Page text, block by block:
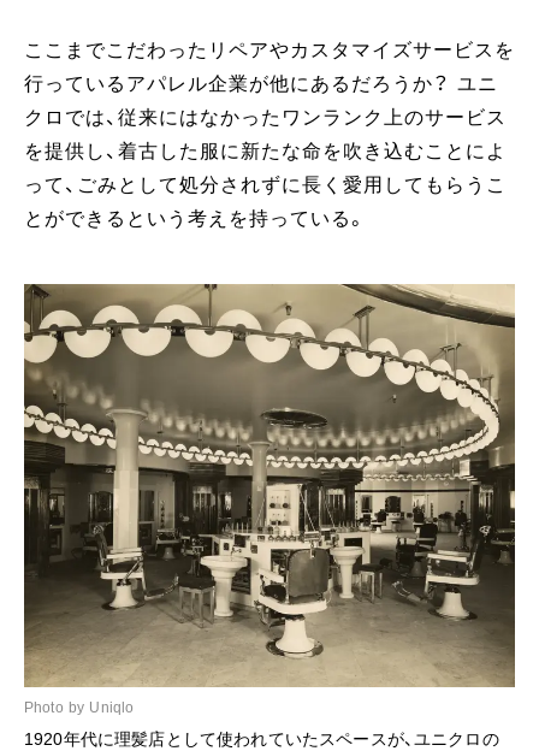
ここまでこだわったリペアやカスタマイズサービスを
行っているアパレル企業が他にあるだろうか？ ユニ
クロでは、従来にはなかったワンランク上のサービス
を提供し、着古した服に新たな命を吹き込むことによ
って、ごみとして処分されずに長く愛用してもらうこ
とができるという考えを持っている。
Photo by Uniqlo
1920年代に理髪店として使われていたスペースが、ユニクロの